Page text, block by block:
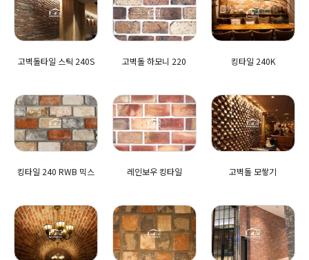
고벽돌타일 스틱 240S 고벽돌 하모니 220 킹타일 240K
킹타일 240 RWB 믹스 레인보우 킹타일 고벽돌 모쌓기